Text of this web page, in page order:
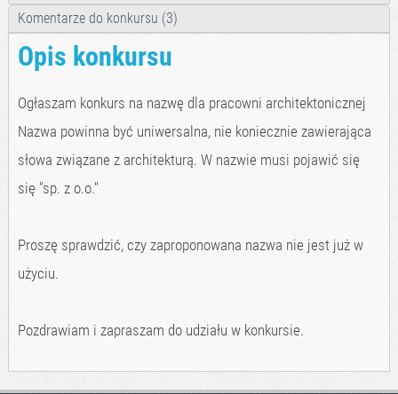
Komentarze do konkursu (3)
Opis konkursu
Ogłaszam konkurs na nazwę dla pracowni architektonicznej
Nazwa powinna być uniwersalna, nie koniecznie zawierająca
słowa związane z architekturą. W nazwie musi pojawić się
się "sp. z o.o."
Proszę sprawdzić, czy zaproponowana nazwa nie jest już w
użyciu.
Pozdrawiam i zapraszam do udziału w konkursie.